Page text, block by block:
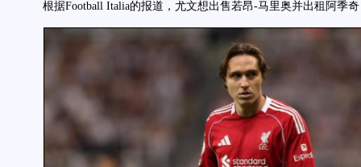
根据Football Italia的报道，尤文想出售若昂-马里奥并出租阿季奇